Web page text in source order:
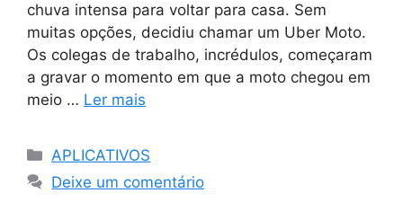
chuva intensa para voltar para casa. Sem
muitas opções, decidiu chamar um Uber Moto.
Os colegas de trabalho, incrédulos, começaram
a gravar o momento em que a moto chegou em
meio … Ler mais
Categorias
APLICATIVOS
Deixe um comentário